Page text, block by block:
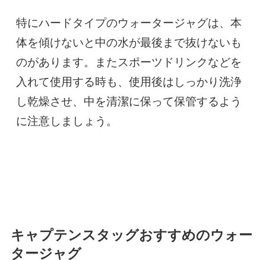
特にハードタイプのウォータージャグは、本
体を傾けないと中の水が最後まで抜けないも
のがあります。またスポーツドリンクなどを
入れて使用する時も、使用後はしっかり洗浄
し乾燥させ、中を清潔に保って保管するよう
に注意しましょう。
キャプテンスタッグおすすめのウォー
タージャグ